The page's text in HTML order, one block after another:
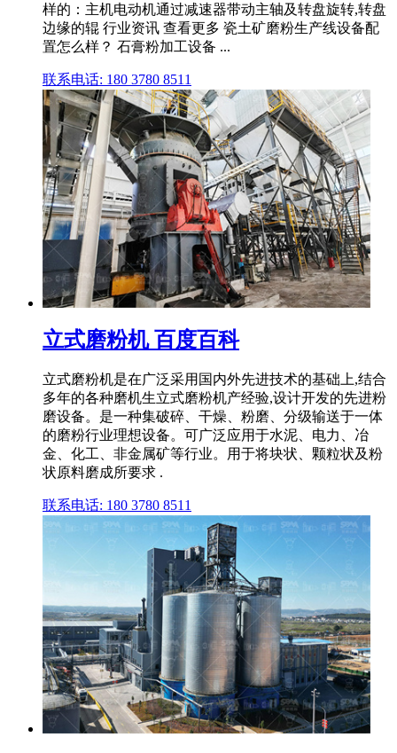
样的：主机电动机通过减速器带动主轴及转盘旋转,转盘
边缘的辊 行业资讯 查看更多 瓷土矿磨粉生产线设备配
置怎么样？ 石膏粉加工设备 ...
联系电话: 180 3780 8511
立式磨粉机 百度百科
立式磨粉机是在广泛采用国内外先进技术的基础上,结合
多年的各种磨机生立式磨粉机产经验,设计开发的先进粉
磨设备。是一种集破碎、干燥、粉磨、分级输送于一体
的磨粉行业理想设备。可广泛应用于水泥、电力、冶
金、化工、非金属矿等行业。用于将块状、颗粒状及粉
状原料磨成所要求 .
联系电话: 180 3780 8511